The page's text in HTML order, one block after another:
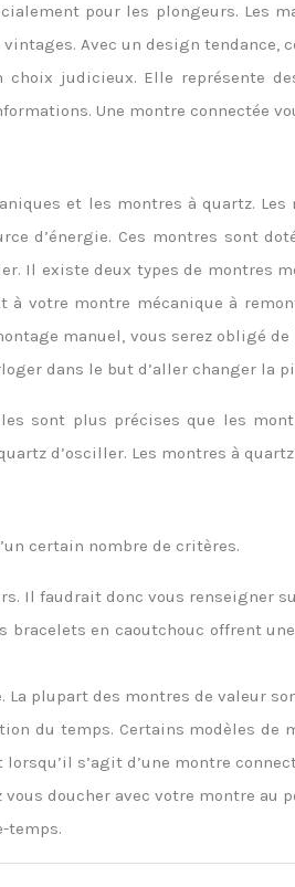
pour les plongeurs. Les
Avec un design
judicieux. Elle représente
Une montre connectée
et les montres à quartz.
d’énergie. Ces montres sont
Il existe deux types de montres
votre montre mécanique à
manuel, vous serez obligé
dans le but d’aller changer la
sont plus précises que les
d’osciller. Les montres à
certain nombre de critères.
Il faudrait donc vous renseigner
bracelets en caoutchouc offrent
plupart des montres de valeur
du temps. Certains modèles de
s’agit d’une montre
doucher avec votre montre au
temps.